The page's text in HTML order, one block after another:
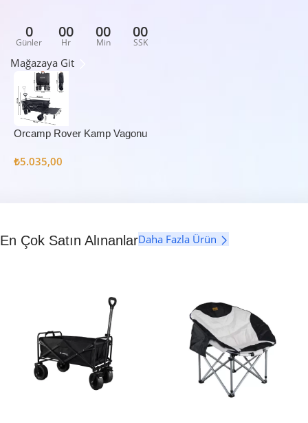
0
Günler
00
Hr
00
Min
00
SSK
Mağazaya Git
Orcamp Rover Kamp Vagonu
₺5.035,00
En Çok Satın AlınanlarDaha Fazla Ürün